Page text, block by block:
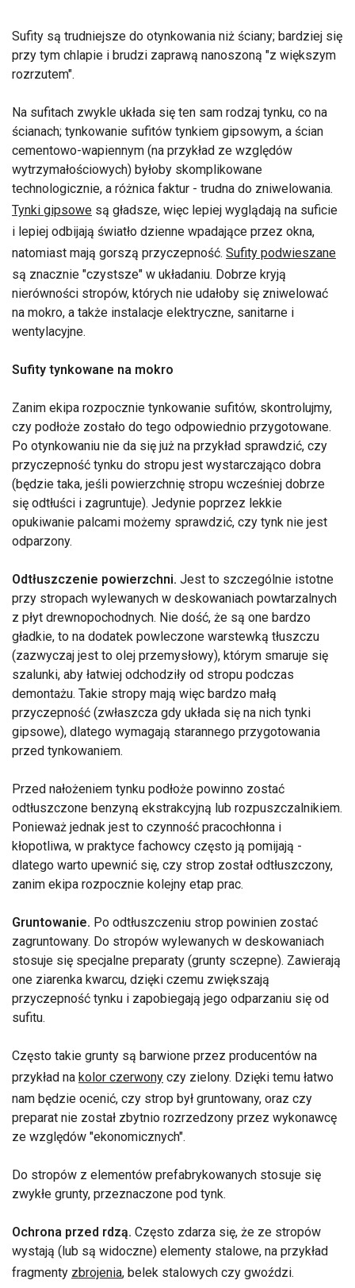
Sufity są trudniejsze do otynkowania niż ściany; bardziej się
przy tym chlapie i brudzi zaprawą nanoszoną "z większym
rozrzutem".
Na sufitach zwykle układa się ten sam rodzaj tynku, co na
ścianach; tynkowanie sufitów tynkiem gipsowym, a ścian
cementowo-wapiennym (na przykład ze względów
wytrzymałościowych) byłoby skomplikowane
technologicznie, a różnica faktur - trudna do zniwelowania.
Tynki gipsowe są gładsze, więc lepiej wyglądają na suficie
i lepiej odbijają światło dzienne wpadające przez okna,
natomiast mają gorszą przyczepność. Sufity podwieszane
są znacznie "czystsze" w układaniu. Dobrze kryją
nierówności stropów, których nie udałoby się zniwelować
na mokro, a także instalacje elektryczne, sanitarne i
wentylacyjne.
Sufity tynkowane na mokro
Zanim ekipa rozpocznie tynkowanie sufitów, skontrolujmy,
czy podłoże zostało do tego odpowiednio przygotowane.
Po otynkowaniu nie da się już na przykład sprawdzić, czy
przyczepność tynku do stropu jest wystarczająco dobra
(będzie taka, jeśli powierzchnię stropu wcześniej dobrze
się odtłuści i zagruntuje). Jedynie poprzez lekkie
opukiwanie palcami możemy sprawdzić, czy tynk nie jest
odparzony.
Odtłuszczenie powierzchni. Jest to szczególnie istotne
przy stropach wylewanych w deskowaniach powtarzalnych
z płyt drewnopochodnych. Nie dość, że są one bardzo
gładkie, to na dodatek powleczone warstewką tłuszczu
(zazwyczaj jest to olej przemysłowy), którym smaruje się
szalunki, aby łatwiej odchodziły od stropu podczas
demontażu. Takie stropy mają więc bardzo małą
przyczepność (zwłaszcza gdy układa się na nich tynki
gipsowe), dlatego wymagają starannego przygotowania
przed tynkowaniem.
Przed nałożeniem tynku podłoże powinno zostać
odtłuszczone benzyną ekstrakcyjną lub rozpuszczalnikiem.
Ponieważ jednak jest to czynność pracochłonna i
kłopotliwa, w praktyce fachowcy często ją pomijają -
dlatego warto upewnić się, czy strop został odtłuszczony,
zanim ekipa rozpocznie kolejny etap prac.
Gruntowanie. Po odtłuszczeniu strop powinien zostać
zagruntowany. Do stropów wylewanych w deskowaniach
stosuje się specjalne preparaty (grunty sczepne). Zawierają
one ziarenka kwarcu, dzięki czemu zwiększają
przyczepność tynku i zapobiegają jego odparzaniu się od
sufitu.
Często takie grunty są barwione przez producentów na
przykład na kolor czerwony czy zielony. Dzięki temu łatwo
nam będzie ocenić, czy strop był gruntowany, oraz czy
preparat nie został zbytnio rozrzedzony przez wykonawcę
ze względów "ekonomicznych".
Do stropów z elementów prefabrykowanych stosuje się
zwykłe grunty, przeznaczone pod tynk.
Ochrona przed rdzą. Często zdarza się, że ze stropów
wystają (lub są widoczne) elementy stalowe, na przykład
fragmenty zbrojenia, belek stalowych czy gwoździ.